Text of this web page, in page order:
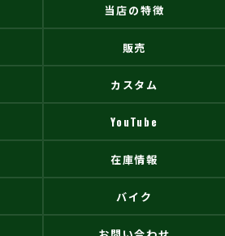
当店の特徴
販売
カスタム
YouTube
在庫情報
バイク